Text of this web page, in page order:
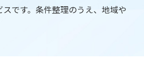
です。条件整理のうえ、地域や